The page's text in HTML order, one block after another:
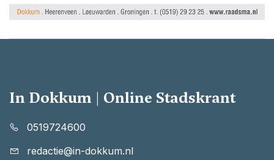
In Dokkum | Online Stadskrant
0519724600
redactie@in-dokkum.nl